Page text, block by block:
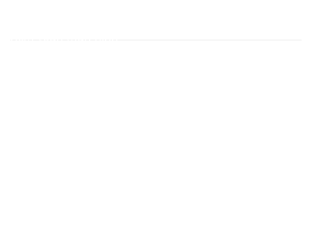
Xem toàn màn hình